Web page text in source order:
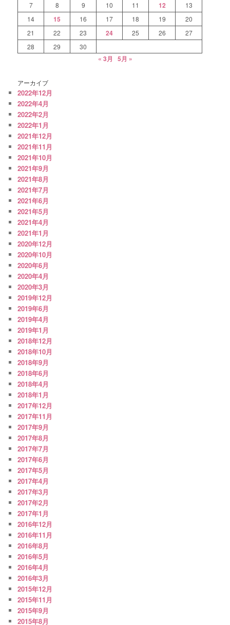
7
8 9 10 11 12
13
14
15 16 17 18 19
20
21
22 23 24 25 26
27
28
29 30
« 3月 5月 »
アーカイブ
2022年12月
2022年4月
2022年2月
2022年1月
2021年12月
2021年11月
2021年10月
2021年9月
2021年8月
2021年7月
2021年6月
2021年5月
2021年4月
2021年1月
2020年12月
2020年10月
2020年6月
2020年4月
2020年3月
2019年12月
2019年6月
2019年4月
2019年1月
2018年12月
2018年10月
2018年9月
2018年6月
2018年4月
2018年1月
2017年12月
2017年11月
2017年9月
2017年8月
2017年7月
2017年6月
2017年5月
2017年4月
2017年3月
2017年2月
2017年1月
2016年12月
2016年11月
2016年8月
2016年5月
2016年4月
2016年3月
2015年12月
2015年11月
2015年9月
2015年8月